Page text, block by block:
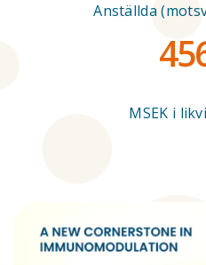
Anställda
MSEK i